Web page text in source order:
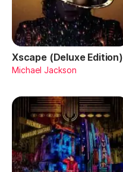
Xscape (Deluxe Edition)
Michael Jackson